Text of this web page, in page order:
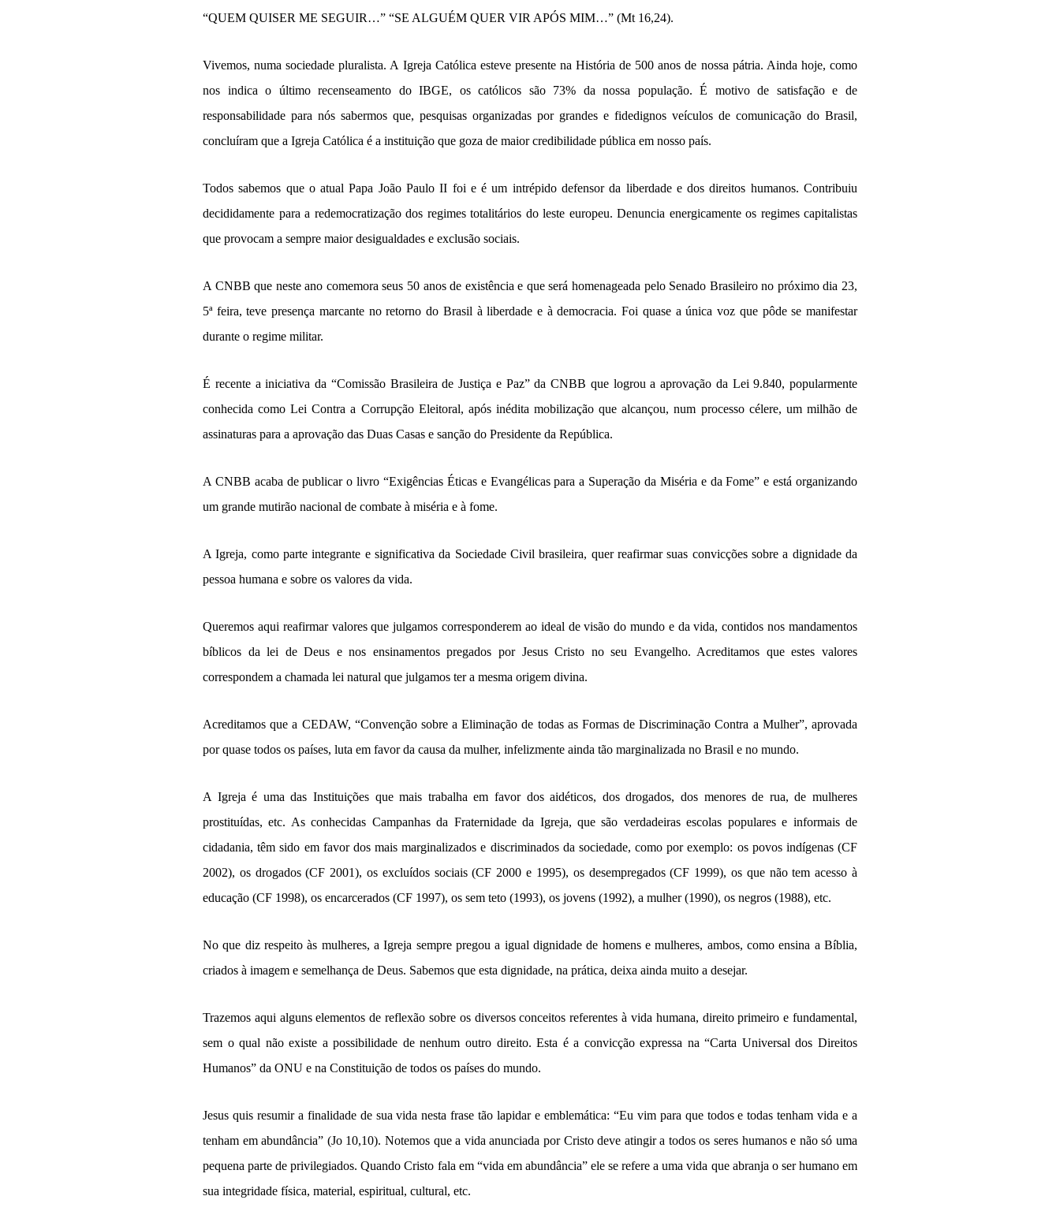
“QUEM QUISER ME SEGUIR…” “SE ALGUÉM QUER VIR APÓS MIM…” (Mt 16,24).
Vivemos, numa sociedade pluralista. A Igreja Católica esteve presente na História de 500 anos de nossa pátria. Ainda hoje, como
nos indica o último recenseamento do IBGE, os católicos são 73% da nossa população. É motivo de satisfação e de
responsabilidade para nós sabermos que, pesquisas organizadas por grandes e fidedignos veículos de comunicação do Brasil,
concluíram que a Igreja Católica é a instituição que goza de maior credibilidade pública em nosso país.
Todos sabemos que o atual Papa João Paulo II foi e é um intrépido defensor da liberdade e dos direitos humanos. Contribuiu
decididamente para a redemocratização dos regimes totalitários do leste europeu. Denuncia energicamente os regimes capitalistas
que provocam a sempre maior desigualdades e exclusão sociais.
A CNBB que neste ano comemora seus 50 anos de existência e que será homenageada pelo Senado Brasileiro no próximo dia 23,
5ª feira, teve presença marcante no retorno do Brasil à liberdade e à democracia. Foi quase a única voz que pôde se manifestar
durante o regime militar.
É recente a iniciativa da “Comissão Brasileira de Justiça e Paz” da CNBB que logrou a aprovação da Lei 9.840, popularmente
conhecida como Lei Contra a Corrupção Eleitoral, após inédita mobilização que alcançou, num processo célere, um milhão de
assinaturas para a aprovação das Duas Casas e sanção do Presidente da República.
A CNBB acaba de publicar o livro “Exigências Éticas e Evangélicas para a Superação da Miséria e da Fome” e está organizando
um grande mutirão nacional de combate à miséria e à fome.
A Igreja, como parte integrante e significativa da Sociedade Civil brasileira, quer reafirmar suas convicções sobre a dignidade da
pessoa humana e sobre os valores da vida.
Queremos aqui reafirmar valores que julgamos corresponderem ao ideal de visão do mundo e da vida, contidos nos mandamentos
bíblicos da lei de Deus e nos ensinamentos pregados por Jesus Cristo no seu Evangelho. Acreditamos que estes valores
correspondem a chamada lei natural que julgamos ter a mesma origem divina.
Acreditamos que a CEDAW, “Convenção sobre a Eliminação de todas as Formas de Discriminação Contra a Mulher”, aprovada
por quase todos os países, luta em favor da causa da mulher, infelizmente ainda tão marginalizada no Brasil e no mundo.
A Igreja é uma das Instituições que mais trabalha em favor dos aidéticos, dos drogados, dos menores de rua, de mulheres
prostituídas, etc. As conhecidas Campanhas da Fraternidade da Igreja, que são verdadeiras escolas populares e informais de
cidadania, têm sido em favor dos mais marginalizados e discriminados da sociedade, como por exemplo: os povos indígenas (CF
2002), os drogados (CF 2001), os excluídos sociais (CF 2000 e 1995), os desempregados (CF 1999), os que não tem acesso à
educação (CF 1998), os encarcerados (CF 1997), os sem teto (1993), os jovens (1992), a mulher (1990), os negros (1988), etc.
No que diz respeito às mulheres, a Igreja sempre pregou a igual dignidade de homens e mulheres, ambos, como ensina a Bíblia,
criados à imagem e semelhança de Deus. Sabemos que esta dignidade, na prática, deixa ainda muito a desejar.
Trazemos aqui alguns elementos de reflexão sobre os diversos conceitos referentes à vida humana, direito primeiro e fundamental,
sem o qual não existe a possibilidade de nenhum outro direito. Esta é a convicção expressa na “Carta Universal dos Direitos
Humanos” da ONU e na Constituição de todos os países do mundo.
Jesus quis resumir a finalidade de sua vida nesta frase tão lapidar e emblemática: “Eu vim para que todos e todas tenham vida e a
tenham em abundância” (Jo 10,10). Notemos que a vida anunciada por Cristo deve atingir a todos os seres humanos e não só uma
pequena parte de privilegiados. Quando Cristo fala em “vida em abundância” ele se refere a uma vida que abranja o ser humano em
sua integridade física, material, espiritual, cultural, etc.